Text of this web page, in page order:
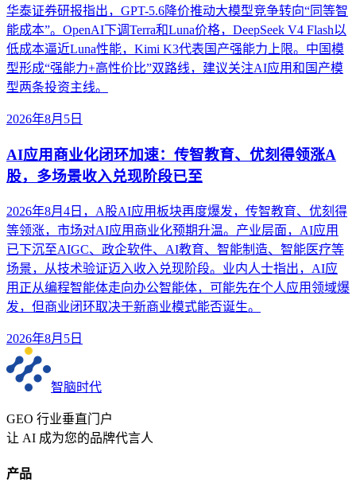
华泰证券研报指出，GPT-5.6降价推动大模型竞争转向“同等智
能成本”。OpenAI下调Terra和Luna价格，DeepSeek V4 Flash以
低成本逼近Luna性能，Kimi K3代表国产强能力上限。中国模
型形成“强能力+高性价比”双路线，建议关注AI应用和国产模
型两条投资主线。
2026年8月5日
AI应用商业化闭环加速：传智教育、优刻得领涨A
股，多场景收入兑现阶段已至
2026年8月4日，A股AI应用板块再度爆发，传智教育、优刻得
等领涨，市场对AI应用商业化预期升温。产业层面，AI应用
已下沉至AIGC、政企软件、AI教育、智能制造、智能医疗等
场景，从技术验证迈入收入兑现阶段。业内人士指出，AI应
用正从编程智能体走向办公智能体，可能先在个人应用领域爆
发，但商业闭环取决于新商业模式能否诞生。
2026年8月5日
智脑时代
GEO 行业垂直门户
让 AI 成为您的品牌代言人
产品